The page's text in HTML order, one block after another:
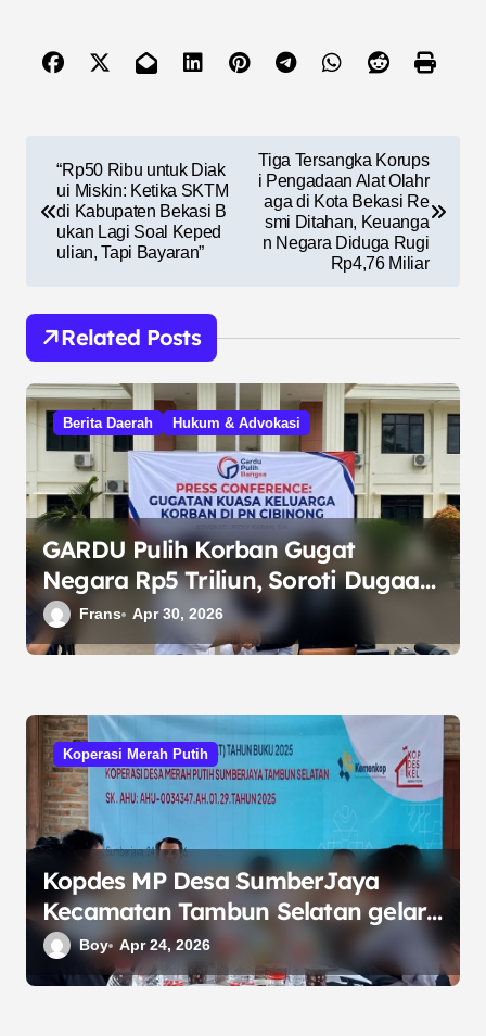
a
s
i
p
o
s
“Rp50 Ribu untuk Diak
ui Miskin: Ketika SKTM
di Kabupaten Bekasi B
ukan Lagi Soal Keped
ulian, Tapi Bayaran”
Tiga Tersangka Korups
i Pengadaan Alat Olahr
aga di Kota Bekasi Re
smi Ditahan, Keuanga
n Negara Diduga Rugi
Rp4,76 Miliar
Related Posts
Berita Daerah Hukum & Advokasi
GARDU Pulih Korban Gugat
Negara Rp5 Triliun, Soroti Dugaan
Pengabaian Hak Anak Korban
Frans Apr 30, 2026
Koperasi Merah Putih
Kopdes MP Desa SumberJaya
Kecamatan Tambun Selatan gelar
Rapat Anggota Tahunan (RAT)
Tahun Buku 2025, Walau anggaran
Boy Apr 24, 2026